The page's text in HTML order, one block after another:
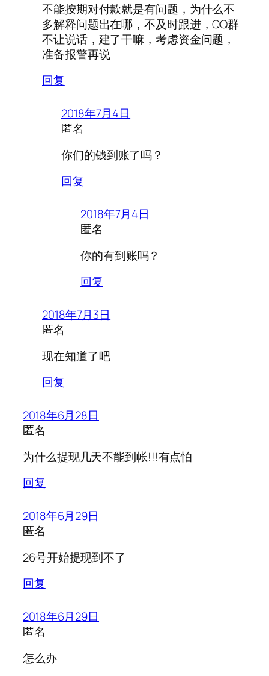
不能按期对付款就是有问题，为什么不
多解释问题出在哪，不及时跟进，QQ群
不让说话，建了干嘛，考虑资金问题，
准备报警再说
回复
2018年7月4日
匿名
你们的钱到账了吗？
回复
2018年7月4日
匿名
你的有到账吗？
回复
2018年7月3日
匿名
现在知道了吧
回复
2018年6月28日
匿名
为什么提现几天不能到帐!!!有点怕
回复
2018年6月29日
匿名
26号开始提现到不了
回复
2018年6月29日
匿名
怎么办